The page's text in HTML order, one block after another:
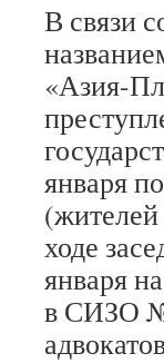
В связи
«Азия-
января
ходе
января
в СИЗО